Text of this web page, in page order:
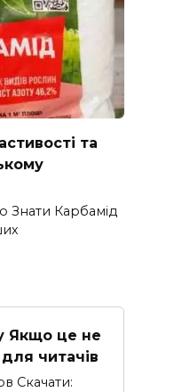
та
Знати Карбамід
Якщо це не
читачів
Скачати: